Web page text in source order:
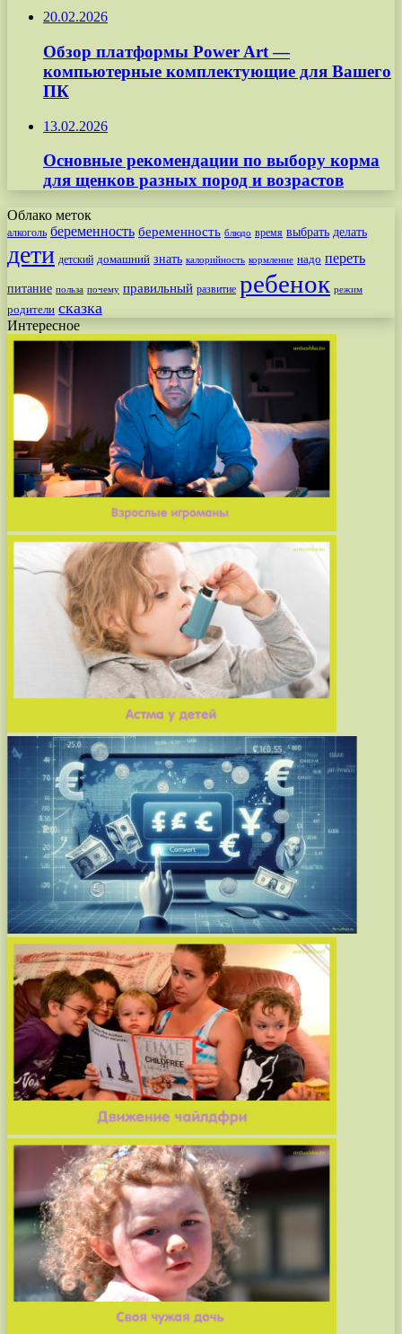
20.02.2026
Обзор платформы Power Art —
компьютерные комплектующие для Вашего
ПК
13.02.2026
Основные рекомендации по выбору корма
для щенков разных пород и возрастов
Облако меток
алкоголь беременность беременность блюдо время выбрать делать
дети детский домашний знать калорийность кормление надо переть
питание польза почему правильный развитие ребенок режим
родители сказка
Интересное